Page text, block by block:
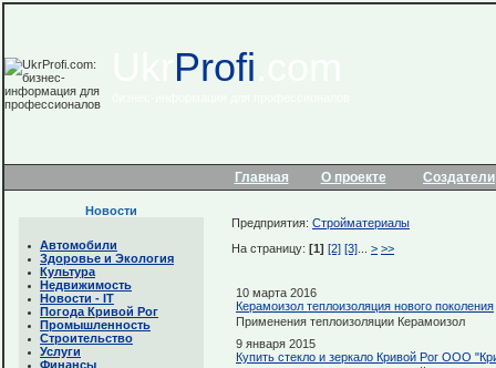
Profi
Главная О проекте Создатели
Новости
Автомобили
Здоровье и Экология
Культура
Недвижимость
Новости - IТ
Погода Кривой Рог
Промышленность
Строительство
Услуги
Финансы
Предприятия: Стройматериалы
На страницу: [1] [2] [3] > >>
10 марта 2016
Керамоизол теплоизоляция нового поколения
Применения теплоизоляции Керамоизол
9 января 2015
Купить стекло и зеркало Кривой Рог ООО